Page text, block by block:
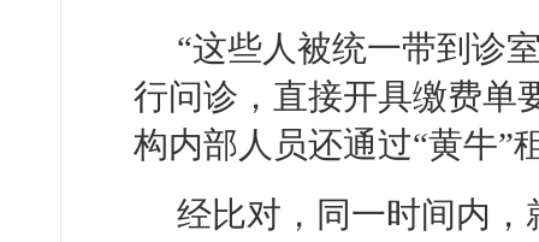
“这些人被统一带到诊
行问诊，直接开具缴费单
构内部人员还通过“黄牛”
经比对，同一时间内